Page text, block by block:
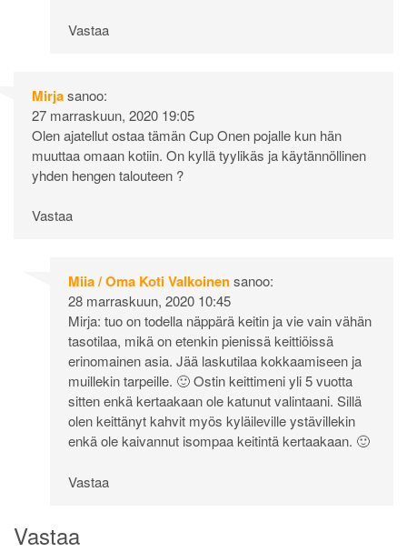
Vastaa
Mirjasanoo:
27 marraskuun, 2020 19:05
Olen ajatellut ostaa tämän Cup Onen pojalle kun hän
muuttaa omaan kotiin. On kyllä tyylikäs ja käytännöllinen
yhden hengen talouteen ?
Vastaa
Miia / Oma Koti Valkoinensanoo:
28 marraskuun, 2020 10:45
Mirja: tuo on todella näppärä keitin ja vie vain vähän
tasotilaa, mikä on etenkin pienissä keittiöissä
erinomainen asia. Jää laskutilaa kokkaamiseen ja
muillekin tarpeille. 🙂 Ostin keittimeni yli 5 vuotta
sitten enkä kertaakaan ole katunut valintaani. Sillä
olen keittänyt kahvit myös kyläileville ystävillekin
enkä ole kaivannut isompaa keitintä kertaakaan. 🙂
Vastaa
Vastaa